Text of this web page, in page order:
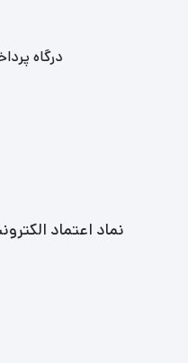
درگاه
نماد اعتماد